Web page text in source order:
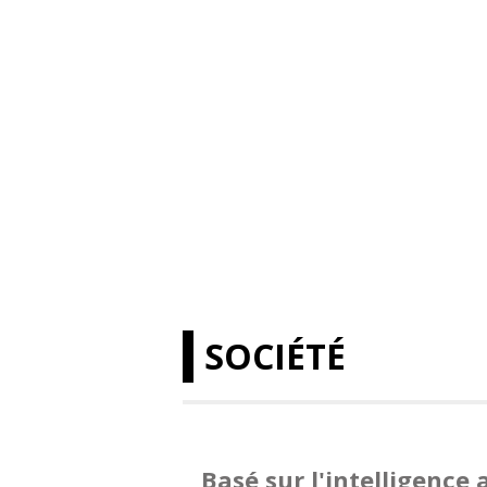
SOCIÉTÉ
Basé sur l'intelligence